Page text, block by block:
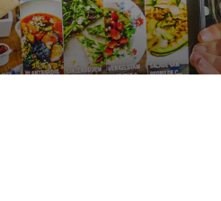
Miljoenenjacht
Aanvraag indienen
Postcode Loterij Buurtfonds
Verantwoord
Over de